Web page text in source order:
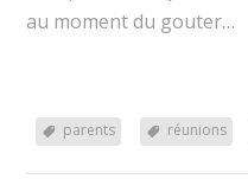
au moment du gouter…
parents réunions